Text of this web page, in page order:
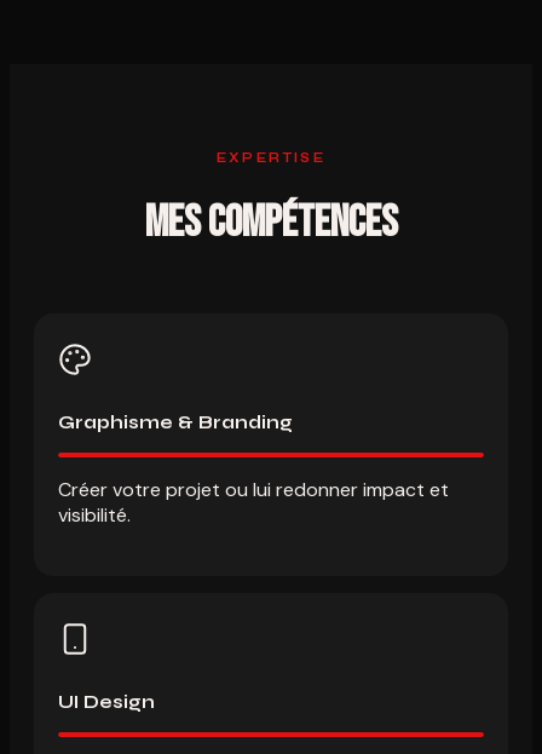
EXPERTISE
Mes Compétences
Graphisme & Branding
Créer votre projet ou lui redonner impact et
visibilité.
UI Design